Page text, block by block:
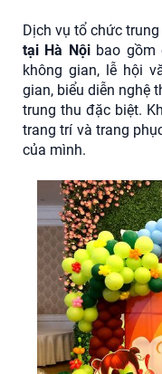
Dịch vụ tổ chức
tại Hà Nội bao gồm
không gian, lễ hội
gian, biểu diễn nghệ
trung thu đặc biệt.
trang trí và trang
của mình.